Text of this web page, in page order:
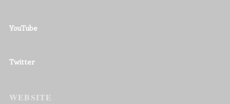
YouTube
Twitter
WEBSITE